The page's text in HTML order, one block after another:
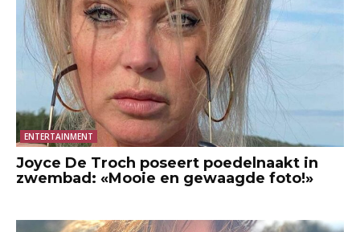
ENTERTAINMENT
Joyce De Troch poseert poedelnaakt in
zwembad: «Mooie en gewaagde foto!»